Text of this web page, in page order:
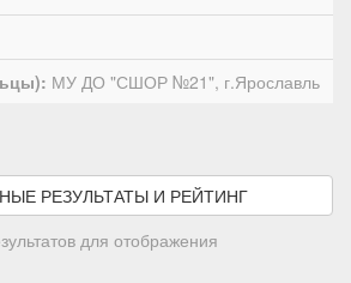
МУ ДО "СШОР №21", г.Ярославль
РЕЗУЛЬТАТЫ И РЕЙТИНГ
для отображения